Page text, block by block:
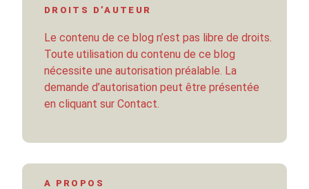
DROITS D’AUTEUR
Le contenu de ce blog n’est pas libre de droits.
Toute utilisation du contenu de ce blog
nécessite une autorisation préalable. La
demande d’autorisation peut être présentée
en cliquant sur Contact.
A PROPOS